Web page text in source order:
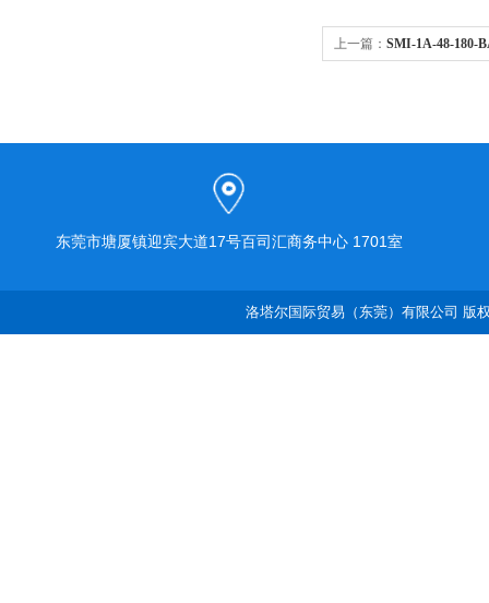
上一篇： SMI-1A-48-180-
东莞市塘厦镇迎宾大道17号百司汇商务中心 1701室
洛塔尔国际贸易（东莞）有限公司 版